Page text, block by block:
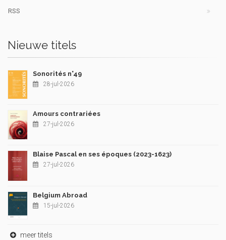
RSS
Nieuwe titels
Sonorités n°49
28-jul-2026
Amours contrariées
27-jul-2026
Blaise Pascal en ses époques (2023-1623)
27-jul-2026
Belgium Abroad
15-jul-2026
meer titels